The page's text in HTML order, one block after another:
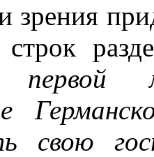
зрения
первой
свою